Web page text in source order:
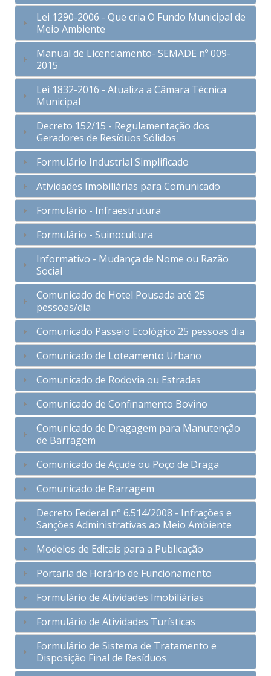
Lei 1290-2006 - Que cria O Fundo Municipal de
Meio Ambiente
Manual de Licenciamento- SEMADE nº 009-
2015
Lei 1832-2016 - Atualiza a Câmara Técnica
Municipal
Decreto 152/15 - Regulamentação dos
Geradores de Resíduos Sólidos
Formulário Industrial Simplificado
Atividades Imobiliárias para Comunicado
Formulário - Infraestrutura
Formulário - Suinocultura
Informativo - Mudança de Nome ou Razão
Social
Comunicado de Hotel Pousada até 25
pessoas/dia
Comunicado Passeio Ecológico 25 pessoas dia
Comunicado de Loteamento Urbano
Comunicado de Rodovia ou Estradas
Comunicado de Confinamento Bovino
Comunicado de Dragagem para Manutenção
de Barragem
Comunicado de Açude ou Poço de Draga
Comunicado de Barragem
Decreto Federal n° 6.514/2008 - Infrações e
Sanções Administrativas ao Meio Ambiente
Modelos de Editais para a Publicação
Portaria de Horário de Funcionamento
Formulário de Atividades Imobiliárias
Formulário de Atividades Turísticas
Formulário de Sistema de Tratamento e
Disposição Final de Resíduos